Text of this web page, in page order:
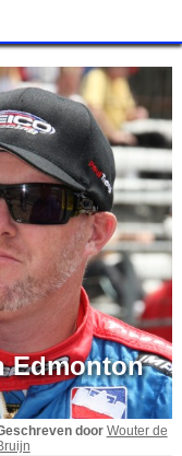
Edmonton
door Wouter de